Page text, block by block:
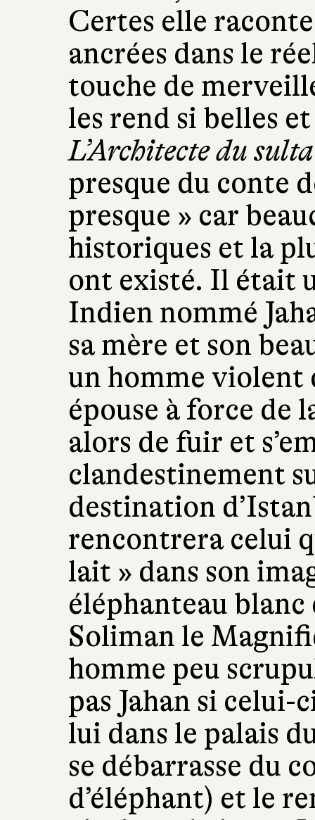
Certes elle
ancrées dans le
touche de
les rend si belles
L’Architecte du
presque du conte
presque » car
historiques et la
ont existé. Il était
Indien nommé
sa mère et son
un homme
épouse à force de
alors de fuir et
clandestinement
destination
rencontrera celui
lait » dans son
éléphanteau
Soliman le
homme peu
pas Jahan si
lui dans le palais
se débarrasse du
d’éléphant) et le